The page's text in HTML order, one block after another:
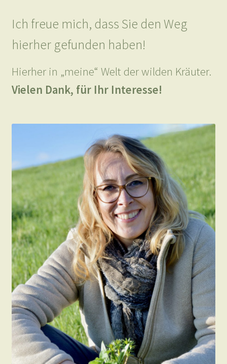
Ich freue mich, dass Sie den Weg
hierher gefunden haben!
Hierher in „meine“ Welt der wilden Kräuter.
Vielen Dank, für Ihr Interesse!